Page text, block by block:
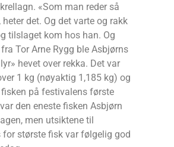
«Som man reder så
heter det. Og det varte og rakk
tilslaget kom hos han. Og
Tor Arne Rygg ble Asbjørns
hevet over rekka. Det var
1 kg (nøyaktig 1,185 kg) og
på festivalens første
den eneste fisken Asbjørn
men utsiktene til
for største fisk var følgelig god